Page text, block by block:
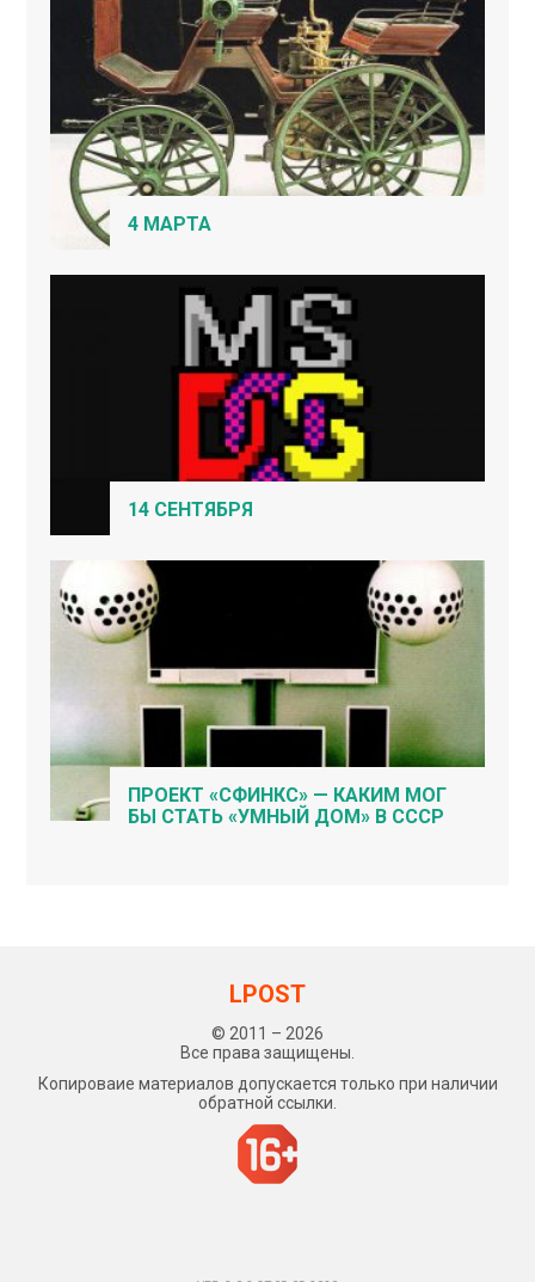
4 МАРТА
14 СЕНТЯБРЯ
ПРОЕКТ «СФИНКС» — КАКИМ МОГ
БЫ СТАТЬ «УМНЫЙ ДОМ» В СССР
LPOST
© 2011 – 2026
Все права защищены.
Копироваие материалов допускается только при наличии
обратной ссылки.